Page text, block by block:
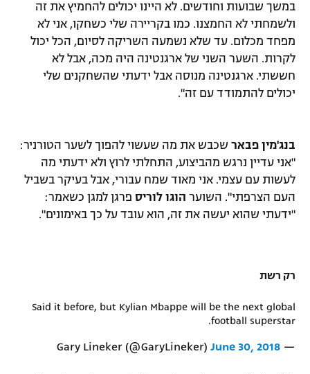
במשך שבועות וחודשים. לא היינו יכולים להחמיץ את זה
ולשמחתי לא החמצנו. כמו בקריירה שלי כשחקו, אני לא
מפחד מכלום. עד שלא נשמעה השריקה לסיום, הכל יכול
לקרות. השער השני של ארגנטינה היה מכה, אבל לא
חששתי. ארגנטינה מנוסה אבל ידעתי שהשחקנים שלי
יכולים להתמודד עם זה".
בנג'מין פבאר שכבש את מה שעשוי להפוך לשער הטורניר:
"אני עדיין נרגש מהביצוע, התחלתי לרוץ ולא ידעתי מה
לעשות עם עצמי. אני מאוד שמח עבורי, אבל בעיקר בשביל
העם הצרפתי". השוער הוגו לוריס פרגן למגן כשאמר:
"ידעתי שהוא יעשה את זה, הוא עובד על כך באימונים".
רק רשת
Said it before, but Kylian Mbappe will be the next global
football superstar.
— Gary Lineker (@GaryLineker)
June 30, 2018